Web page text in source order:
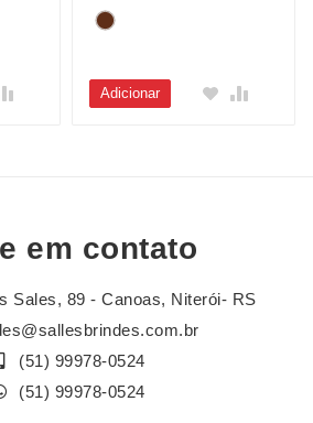
Adicionar
em contato
Sales, 89 - Canoas, Niterói- RS
(51) 99978-0524
(51) 99978-0524